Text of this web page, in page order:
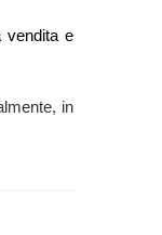
vendita e
in